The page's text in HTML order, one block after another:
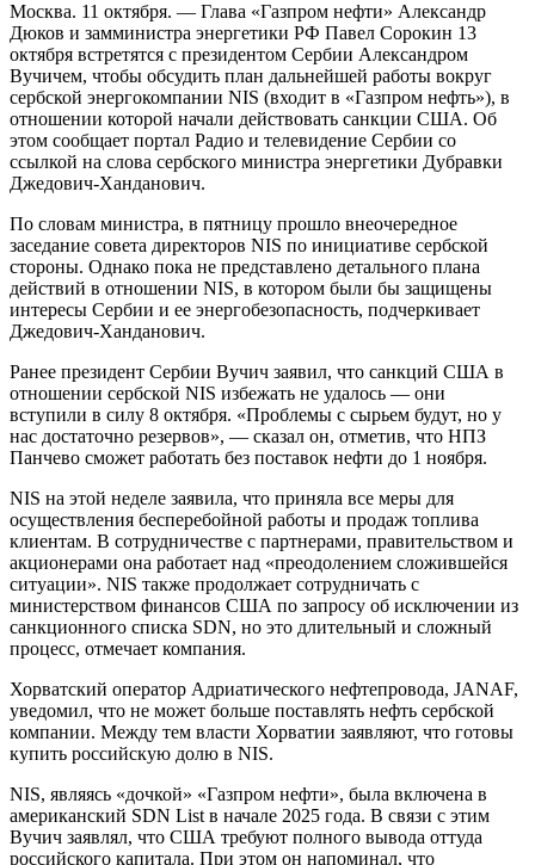
Москва. 11 октября. — Глава «Газпром нефти» Александр
Дюков и замминистра энергетики РФ Павел Сорокин 13
октября встретятся с президентом Сербии Александром
Вучичем, чтобы обсудить план дальнейшей работы вокруг
сербской энергокомпании NIS (входит в «Газпром нефть»), в
отношении которой начали действовать санкции США. Об
этом сообщает портал Радио и телевидение Сербии со
ссылкой на слова сербского министра энергетики Дубравки
Джедович-Ханданович.
По словам министра, в пятницу прошло внеочередное
заседание совета директоров NIS по инициативе сербской
стороны. Однако пока не представлено детального плана
действий в отношении NIS, в котором были бы защищены
интересы Сербии и ее энергобезопасность, подчеркивает
Джедович-Ханданович.
Ранее президент Сербии Вучич заявил, что санкций США в
отношении сербской NIS избежать не удалось — они
вступили в силу 8 октября. «Проблемы с сырьем будут, но у
нас достаточно резервов», — сказал он, отметив, что НПЗ
Панчево сможет работать без поставок нефти до 1 ноября.
NIS на этой неделе заявила, что приняла все меры для
осуществления бесперебойной работы и продаж топлива
клиентам. В сотрудничестве с партнерами, правительством и
акционерами она работает над «преодолением сложившейся
ситуации». NIS также продолжает сотрудничать с
министерством финансов США по запросу об исключении из
санкционного списка SDN, но это длительный и сложный
процесс, отмечает компания.
Хорватский оператор Адриатического нефтепровода, JANAF,
уведомил, что не может больше поставлять нефть сербской
компании. Между тем власти Хорватии заявляют, что готовы
купить российскую долю в NIS.
NIS, являясь «дочкой» «Газпром нефти», была включена в
американский SDN List в начале 2025 года. В связи с этим
Вучич заявлял, что США требуют полного вывода оттуда
российского капитала. При этом он напоминал, что